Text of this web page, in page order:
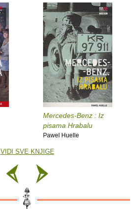
Mercedes-Benz : Iz
pisama Hrabalu
Pawel Huelle
VIDI SVE KNJIGE